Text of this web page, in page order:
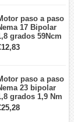
paso a paso
17 Bipolar
grados 59Ncm
42x48mm 4
cables compatible
paso a paso
23 bipolar
grados 1,9 Nm
A 3,2 V
57x57x76mm 4